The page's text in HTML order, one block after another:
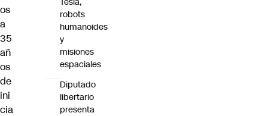
os
a
35
añ
os
de
ini
cia
robots
humanoides
y
misiones
espaciales
Diputado
libertario
presenta